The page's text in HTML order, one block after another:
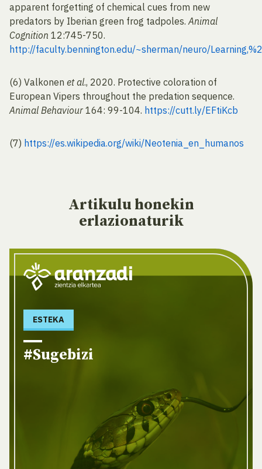
apparent forgetting of chemical cues from new
predators by Iberian green frog tadpoles.Animal
Cognition 12:745-750.
http://faculty.bennington.edu/~sherman/neuro/
(6) Valkonen et al., 2020. Protective coloration of
European Vipers throughout the predation sequence.
Animal Behaviour 164: 99-104. https://cutt.ly/EFtiKcb
(7) https://es.wikipedia.org/wiki/Neotenia_en_humanos
Artikulu honekin
erlazionaturik
ESTEKA
#Sugebizi